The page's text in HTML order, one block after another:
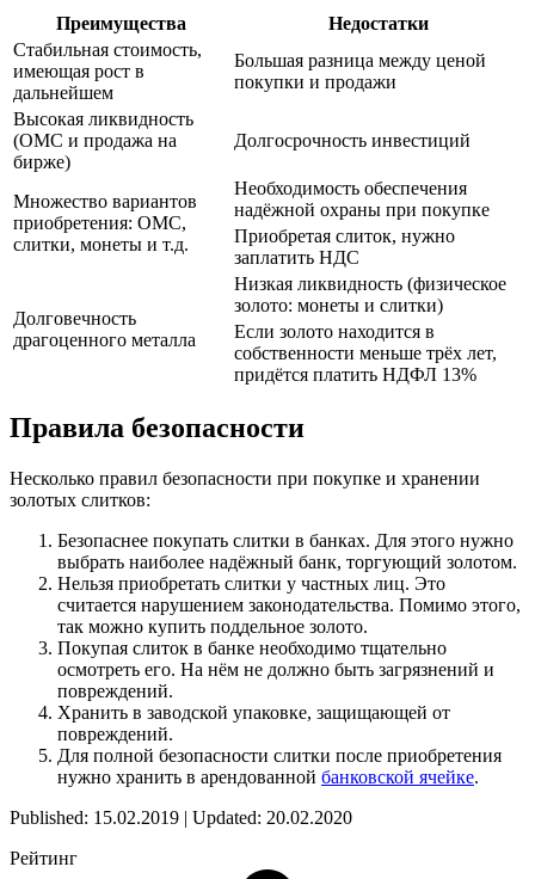
Преимущества
Недостатки
Стабильная стоимость,
имеющая рост в
дальнейшем
Большая разница между ценой
покупки и продажи
Высокая ликвидность
(ОМС и продажа на
бирже)
Долгосрочность инвестиций
Множество вариантов
приобретения: ОМС,
слитки, монеты и т.д.
Необходимость обеспечения
надёжной охраны при покупке
Приобретая слиток, нужно
заплатить НДС
Долговечность
драгоценного металла
Низкая ликвидность (физическое
золото: монеты и слитки)
Если золото находится в
собственности меньше трёх лет,
придётся платить НДФЛ 13%
Правила безопасности
Несколько правил безопасности при покупке и хранении
золотых слитков:
Безопаснее покупать слитки в банках. Для этого нужно
выбрать наиболее надёжный банк, торгующий золотом.
Нельзя приобретать слитки у частных лиц. Это
считается нарушением законодательства. Помимо этого,
так можно купить поддельное золото.
Покупая слиток в банке необходимо тщательно
осмотреть его. На нём не должно быть загрязнений и
повреждений.
Хранить в заводской упаковке, защищающей от
повреждений.
Для полной безопасности слитки после приобретения
нужно хранить в арендованной банковской ячейке.
Published: 15.02.2019 | Updated: 20.02.2020
Рейтинг